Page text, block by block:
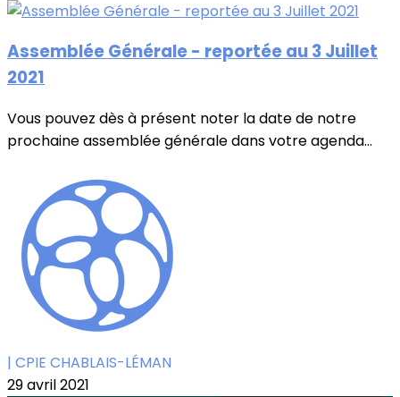
Assemblée Générale - reportée au 3 Juillet
2021
Vous pouvez dès à présent noter la date de notre
prochaine assemblée générale dans votre agenda...
| CPIE CHABLAIS-LÉMAN
29 avril 2021